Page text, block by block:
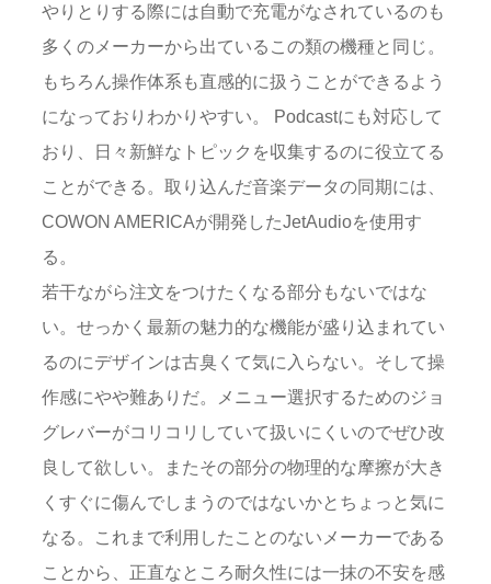
やりとりする際には自動で充電がなされているのも
多くのメーカーから出ているこの類の機種と同じ。
もちろん操作体系も直感的に扱うことができるよう
になっておりわかりやすい。 Podcastにも対応して
おり、日々新鮮なトピックを収集するのに役立てる
ことができる。取り込んだ音楽データの同期には、
COWON AMERICAが開発したJetAudioを使用す
る。
若干ながら注文をつけたくなる部分もないではな
い。せっかく最新の魅力的な機能が盛り込まれてい
るのにデザインは古臭くて気に入らない。そして操
作感にやや難ありだ。メニュー選択するためのジョ
グレバーがコリコリしていて扱いにくいのでぜひ改
良して欲しい。またその部分の物理的な摩擦が大き
くすぐに傷んでしまうのではないかとちょっと気に
なる。これまで利用したことのないメーカーである
ことから、正直なところ耐久性には一抹の不安を感